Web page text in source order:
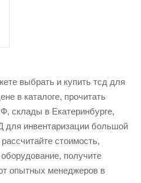
выбрать и купить тсд для
в каталоге, прочитать
склады в Екатеринбурге,
для инвентаризации большой
стоимость,
получите
опытных менеджеров в